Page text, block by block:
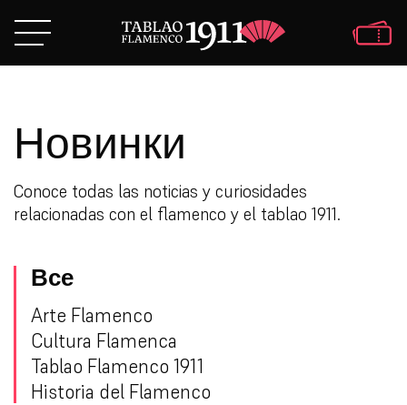
Новинки
Conoce todas las noticias y curiosidades
relacionadas con el flamenco y el tablao 1911.
Все
Arte Flamenco
Cultura Flamenca
Tablao Flamenco 1911
Historia del Flamenco